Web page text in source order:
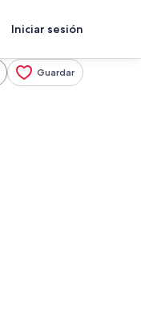
Iniciar sesión
Guardar